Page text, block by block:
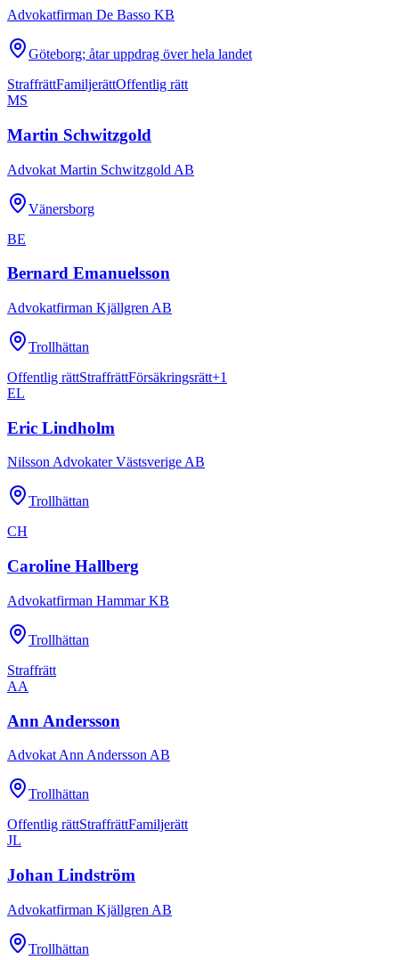
Advokatfirman De Basso KB
Göteborg; åtar uppdrag över hela landet
StraffrättFamiljerättOffentlig rätt
MS
Martin Schwitzgold
Advokat Martin Schwitzgold AB
Vänersborg
BE
Bernard Emanuelsson
Advokatfirman Kjällgren AB
Trollhättan
Offentlig rättStraffrättFörsäkringsrätt+1
EL
Eric Lindholm
Nilsson Advokater Västsverige AB
Trollhättan
CH
Caroline Hallberg
Advokatfirman Hammar KB
Trollhättan
Straffrätt
AA
Ann Andersson
Advokat Ann Andersson AB
Trollhättan
Offentlig rättStraffrättFamiljerätt
JL
Johan Lindström
Advokatfirman Kjällgren AB
Trollhättan